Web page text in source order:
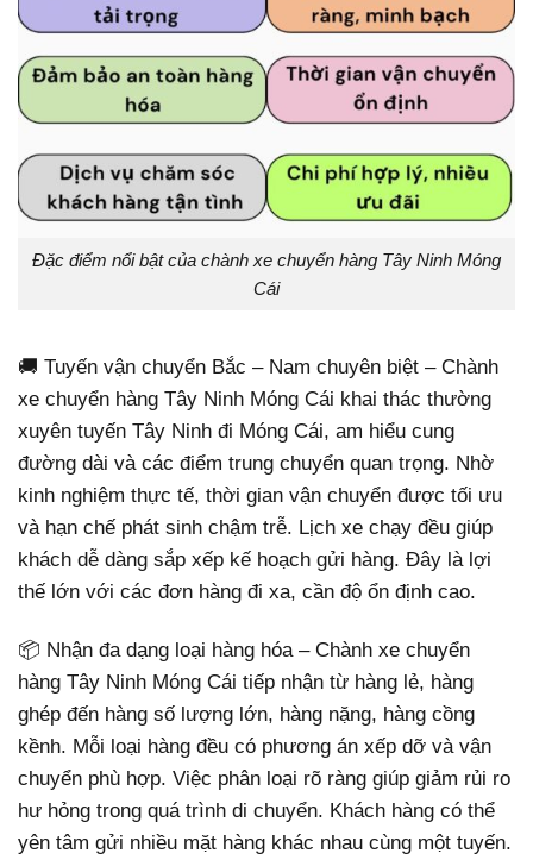
Đặc điểm nổi bật của chành xe chuyển hàng Tây Ninh Móng
Cái
🚚 Tuyến vận chuyển Bắc – Nam chuyên biệt – Chành
xe chuyển hàng Tây Ninh Móng Cái khai thác thường
xuyên tuyến Tây Ninh đi Móng Cái, am hiểu cung
đường dài và các điểm trung chuyển quan trọng. Nhờ
kinh nghiệm thực tế, thời gian vận chuyển được tối ưu
và hạn chế phát sinh chậm trễ. Lịch xe chạy đều giúp
khách dễ dàng sắp xếp kế hoạch gửi hàng. Đây là lợi
thế lớn với các đơn hàng đi xa, cần độ ổn định cao.
📦 Nhận đa dạng loại hàng hóa – Chành xe chuyển
hàng Tây Ninh Móng Cái tiếp nhận từ hàng lẻ, hàng
ghép đến hàng số lượng lớn, hàng nặng, hàng cồng
kềnh. Mỗi loại hàng đều có phương án xếp dỡ và vận
chuyển phù hợp. Việc phân loại rõ ràng giúp giảm rủi ro
hư hỏng trong quá trình di chuyển. Khách hàng có thể
yên tâm gửi nhiều mặt hàng khác nhau cùng một tuyến.